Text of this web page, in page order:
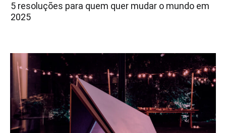
5 resoluções para quem quer mudar o mundo em
2025